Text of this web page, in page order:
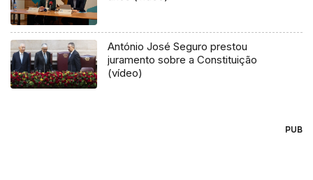
António José Seguro prestou
juramento sobre a Constituição
(vídeo)
PUB